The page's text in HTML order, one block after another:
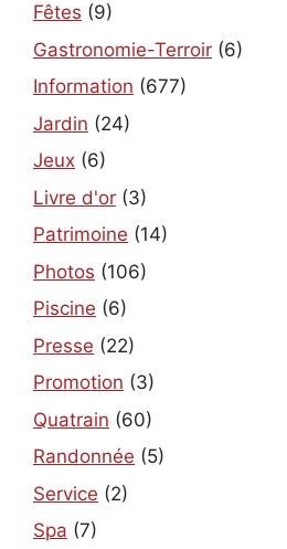
Fêtes (9)
Gastronomie-Terroir (6)
Information (677)
Jardin (24)
Jeux (6)
Livre d'or (3)
Patrimoine (14)
Photos (106)
Piscine (6)
Presse (22)
Promotion (3)
Quatrain (60)
Randonnée (5)
Service (2)
Spa (7)